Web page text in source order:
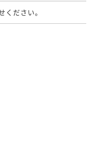
ださい。